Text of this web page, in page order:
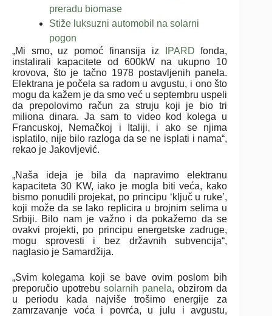
preradu biomase
Stiže luksuzni automobil na solarni
pogon
„Mi smo, uz pomoć finansija iz
IPARD fonda,
instalirali kapacitete od 600kW na ukupno 10
krovova, što je tačno 1978 postavljenih panela.
Elektrana je počela sa radom u avgustu, i ono što
mogu da kažem je da smo već u septembru uspeli
da prepolovimo račun za struju koji je bio tri
miliona dinara. Ja sam to video kod kolega u
Francuskoj, Nemačkoj i Italiji, i ako se njima
isplatilo, nije bilo razloga da se ne isplati i nama“,
rekao je Jakovljević.
„Naša ideja je bila da napravimo elektranu
kapaciteta 30 KW, iako je mogla biti veća, kako
bismo ponudili projekat, po principu ‘ključ u ruke’,
koji može da se lako replicira u brojnim selima u
Srbiji. Bilo nam je važno i da pokažemo da se
ovakvi projekti, po principu energetske zadruge,
mogu sprovesti i bez državnih subvencija“,
naglasio je Samardžija.
„Svim kolegama koji se bave ovim poslom bih
preporučio upotrebusolarnih panela, obzirom da
u periodu kada najviše trošimo energije za
zamrzavanje voća i povrća, u julu i avgustu,